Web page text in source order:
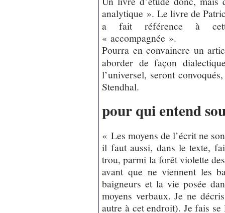
analytique ». Le livre de
a fait référence à
« accompagnée ».
Pourra en convaincre un
aborder de façon
l’universel, seront
Stendhal.
pour qui entend
« Les moyens de l’écrit ne
il faut aussi, dans le texte,
trou, parmi la forêt violette
avant que ne viennent les
baigneurs et la vie posée
moyens verbaux. Je ne
autre à cet endroit). Je fais